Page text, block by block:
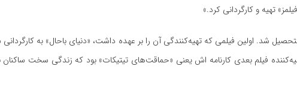
شد. اولین فیلمی که تهیه‌کنندگی آن را بر عهده داشت، «دنیای باحال» به
فیلم بعدی کارنامه اش یعنی «حماقت‌های تیتیکات» بود که زندگی سخت ساکنان